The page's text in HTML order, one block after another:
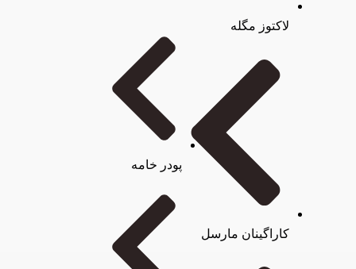
لاکتوز مگله
کاراگینان مارسل
پودر خامه